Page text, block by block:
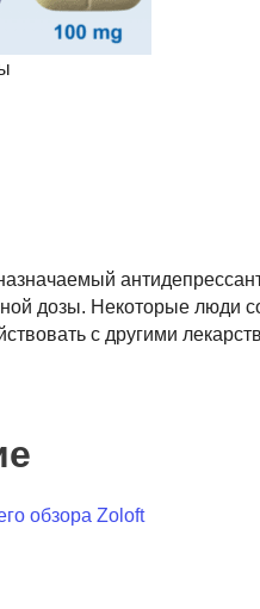
дозы. Некоторые люди
с другими
обзора Zoloft